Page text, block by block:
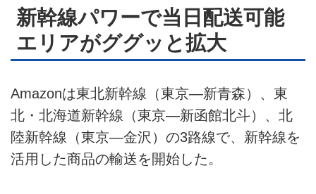
新幹線パワーで当日配送可能
エリアがググッと拡大
Amazonは東北新幹線（東京―新青森）、東
北・北海道新幹線（東京―新函館北斗）、北
陸新幹線（東京―金沢）の3路線で、新幹線を
活用した商品の輸送を開始した。